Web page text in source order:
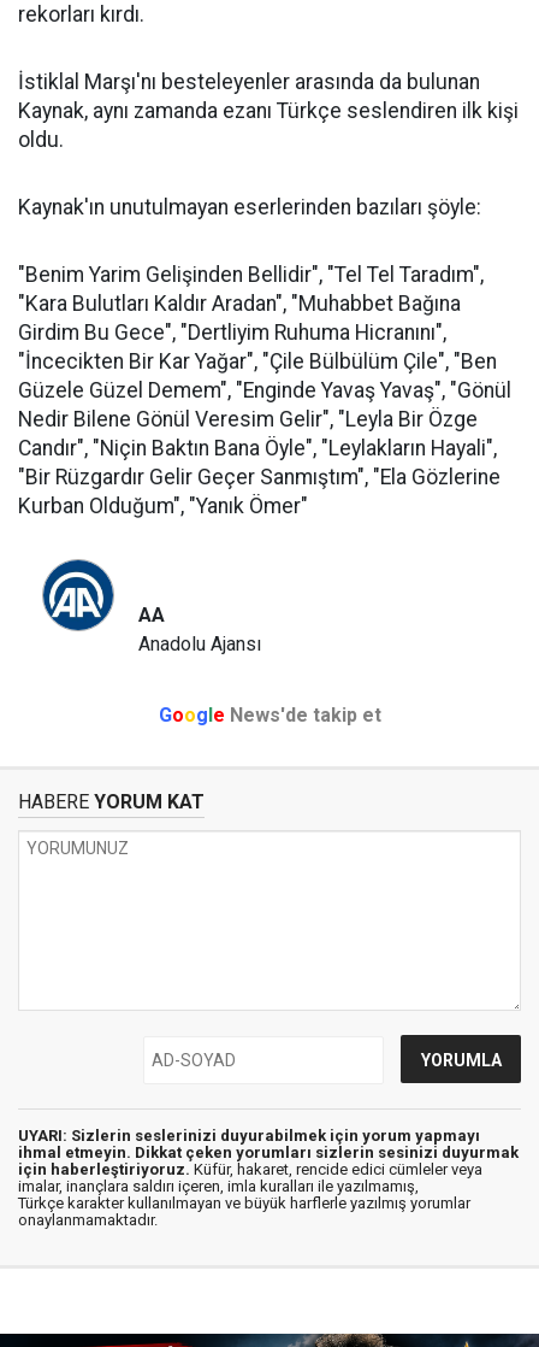
rekorları kırdı.
İstiklal Marşı'nı besteleyenler arasında da bulunan
Kaynak, aynı zamanda ezanı Türkçe seslendiren ilk kişi
oldu.
Kaynak'ın unutulmayan eserlerinden bazıları şöyle:
"Benim Yarim Gelişinden Bellidir", "Tel Tel Taradım",
"Kara Bulutları Kaldır Aradan", "Muhabbet Bağına
Girdim Bu Gece", "Dertliyim Ruhuma Hicranını",
"İncecikten Bir Kar Yağar", "Çile Bülbülüm Çile", "Ben
Güzele Güzel Demem", "Enginde Yavaş Yavaş", "Gönül
Nedir Bilene Gönül Veresim Gelir", "Leyla Bir Özge
Candır", "Niçin Baktın Bana Öyle", "Leylakların Hayali",
"Bir Rüzgardır Gelir Geçer Sanmıştım", "Ela Gözlerine
Kurban Olduğum", "Yanık Ömer"
AA
Anadolu Ajansı
Google News'de takip et
HABERE YORUM KAT
UYARI: Sizlerin seslerinizi duyurabilmek için yorum yapmayı
ihmal etmeyin. Dikkat çeken yorumları sizlerin sesinizi duyurmak
için haberleştiriyoruz. Küfür, hakaret, rencide edici cümleler veya
imalar, inançlara saldırı içeren, imla kuralları ile yazılmamış,
Türkçe karakter kullanılmayan ve büyük harflerle yazılmış yorumlar
onaylanmamaktadır.